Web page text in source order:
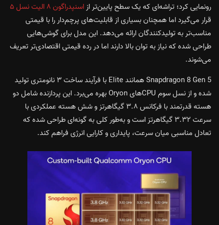
رونمایی کرد؛ تراشه‌ای که یک سطح پایین‌تر از اسنپدراگون ۸ الیت نسل ۵
قرار می‌گیرد اما همچنان بسیاری از قابلیت‌های پرچم‌دار را با قیمتی
مناسب‌تر به تولیدکنندگان ارائه می‌دهد. این مدل برای گوشی‌هایی
طراحی شده که نیاز به توان بالا دارند اما در رده قیمتی اقتصادی‌تر تعریف
می‌شوند.
Snapdragon 8 Gen 5 همانند Elite با فرآیند ساخت ۳ نانومتری تولید
شده و از نسل سوم CPUهای Oryon بهره می‌برد. این پردازنده شامل دو
هسته قدرتمند با فرکانس ۳.۸ گیگاهرتز و شش هسته عملکردی با
سرعت ۳.۳۲ گیگاهرتز است و به‌طور کلی به گونه‌ای طراحی شده که
تعادل مناسبی میان سرعت، پایداری و کارایی انرژی فراهم کند.